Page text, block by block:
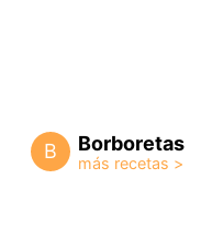
B Borboretas